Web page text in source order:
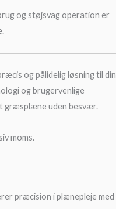
og støjsvag operation er
og pålidelig løsning til din
og brugervenlige
græsplæne uden besvær.
moms.
præcision i plænepleje med